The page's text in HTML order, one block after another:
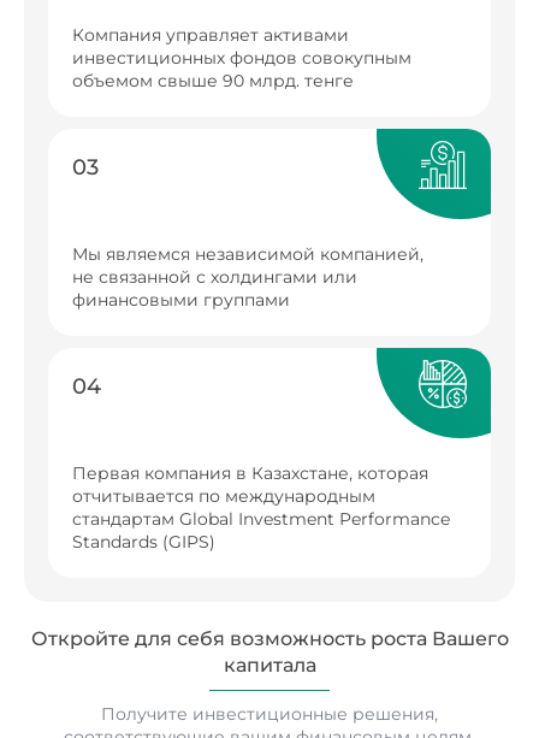
Компания управляет активами
инвестиционных фондов совокупным
объемом свыше 90 млрд. тенге
03
Мы являемся независимой компанией,
не связанной с холдингами или
финансовыми группами
04
Первая компания в Казахстане, которая
отчитывается по международным
стандартам Global Investment Performance
Standards (GIPS)
Откройте для себя возможность роста Вашего
капитала
Получите инвестиционные решения,